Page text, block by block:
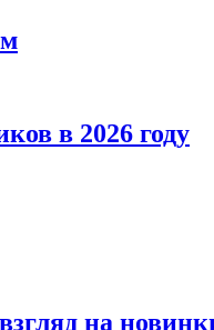
в 2026 году
на